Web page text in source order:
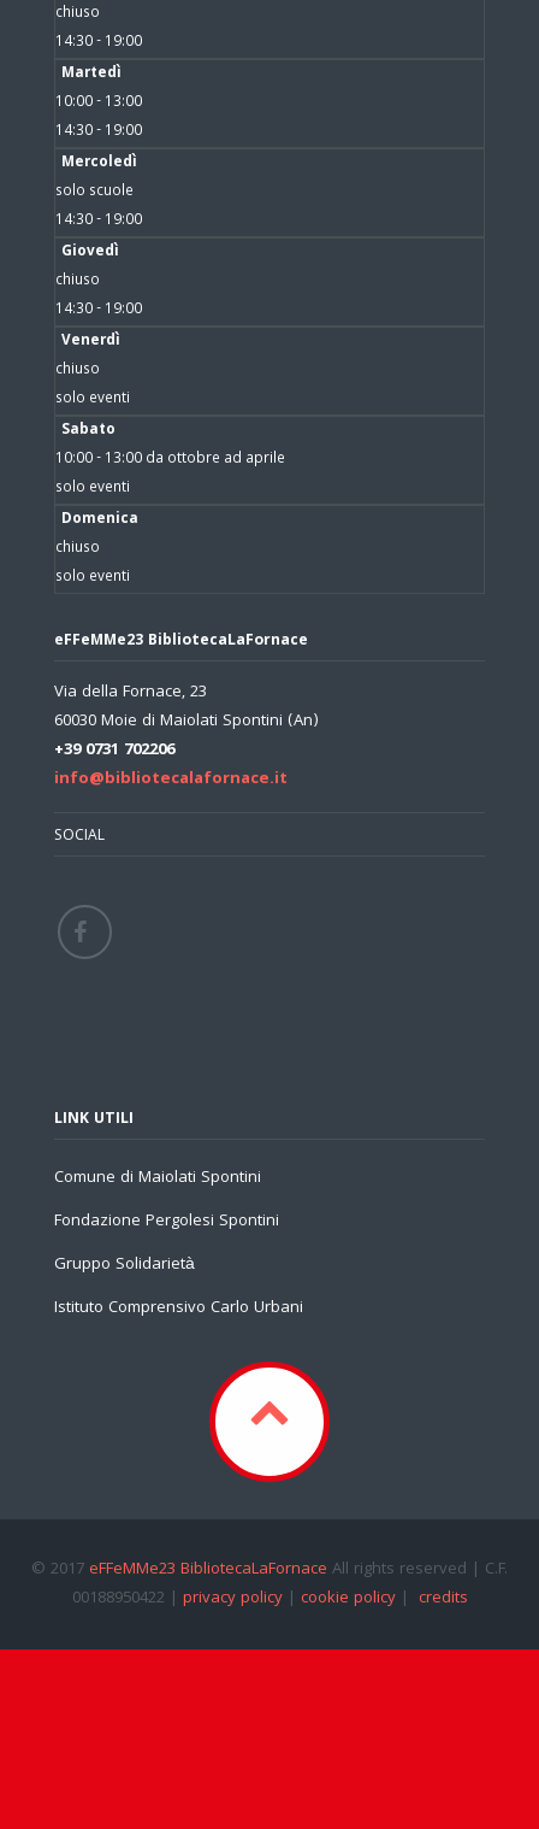
chiuso
14:30 - 19:00
Martedì
10:00 - 13:00
14:30 - 19:00
Mercoledì
solo scuole
14:30 - 19:00
Giovedì
chiuso
14:30 - 19:00
Venerdì
chiuso
solo eventi
Sabato
10:00 - 13:00 da ottobre ad aprile
solo eventi
Domenica
chiuso
solo eventi
eFFeMMe23 BibliotecaLaFornace
Via della Fornace, 23
60030 Moie di Maiolati Spontini (An)
+39 0731 702206
info@bibliotecalafornace.it
SOCIAL
LINK UTILI
Comune di Maiolati Spontini
Fondazione Pergolesi Spontini
Gruppo Solidarietà
Istituto Comprensivo Carlo Urbani
© 2017 eFFeMMe23 BibliotecaLaFornace All rights reserved | C.F.
00188950422 | privacy policy| cookie policy| credits